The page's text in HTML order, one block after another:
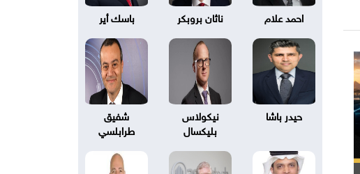
احمد علام ناثان بروبكر باسك أير
حيدر باشا
نيكولاس
بليكسال
شفيق
طرابلسي